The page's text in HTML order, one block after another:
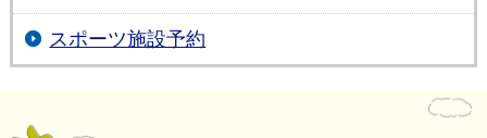
スポーツ施設予約